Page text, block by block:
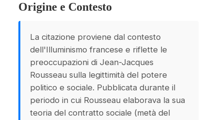
Origine e Contesto
La citazione proviene dal contesto
dell'Illuminismo francese e riflette le
preoccupazioni di Jean-Jacques
Rousseau sulla legittimità del potere
politico e sociale. Pubblicata durante il
periodo in cui Rousseau elaborava la sua
teoria del contratto sociale (metà del